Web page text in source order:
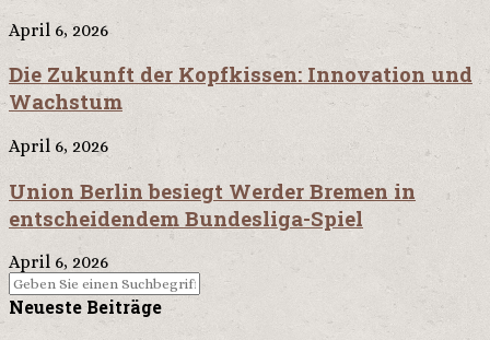
April 6, 2026
Die Zukunft der Kopfkissen: Innovation und
Wachstum
April 6, 2026
Union Berlin besiegt Werder Bremen in
entscheidendem Bundesliga-Spiel
April 6, 2026
Neueste Beiträge